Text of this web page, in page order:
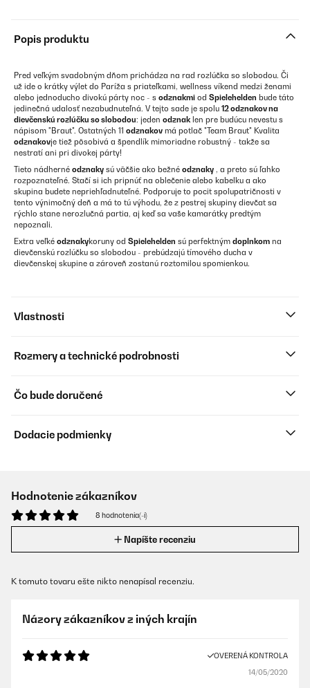
Popis produktu
Pred veľkým svadobným dňom prichádza na rad rozlúčka so slobodou. Či
už ide o krátky výlet do Paríža s priateľkami, wellness víkend medzi ženami
alebo jednoducho divokú párty noc - s odznakmi od Spielehelden bude táto
jedinečná udalosť nezabudnuteľná. V tejto sade je spolu 12 odznakov na
dievčenskú rozlúčku so slobodou: jeden odznaklen pre budúcu nevestu s
nápisom "Braut". Ostatných 11 odznakov má potlač "Team Braut" Kvalita
odznakovje tiež pôsobivá a špendlík mimoriadne robustný - takže sa
nestratí ani pri divokej párty!
Tieto nádherné odznaky sú väčšie ako bežné odznaky , a preto sú ľahko
rozpoznateľné. Stačí si ich pripnúť na oblečenie alebo kabelku a ako
skupina budete nepriehľadnuteľné. Podporuje to pocit spolupatričnosti v
tento výnimočný deň a má to tú výhodu, že z pestrej skupiny dievčat sa
rýchlo stane nerozlučná partia, aj keď sa vaše kamarátky predtým
nepoznali.
Extra veľké odznakykoruny od Spielehelden sú perfektným doplnkom na
dievčenskú rozlúčku so slobodou - prebúdzajú tímového ducha v
dievčenskej skupine a zároveň zostanú roztomilou spomienkou.
Vlastnosti
Rozmery a technické podrobnosti
Čo bude doručené
Dodacie podmienky
Hodnotenie zákazníkov
8 hodnotenia(-í)
Napíšte recenziu
K tomuto tovaru ešte nikto nenapísal recenziu.
Názory zákazníkov z iných krajín
OVERENÁ KONTROLA
14/05/2020